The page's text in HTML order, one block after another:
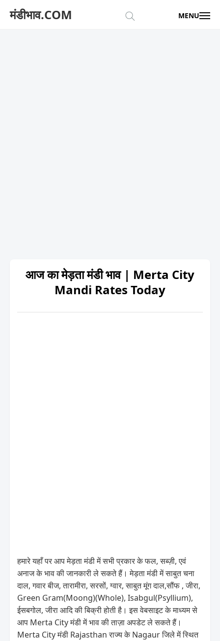
मंडीभाव.COM MENU
आज का मेड़ता मंडी भाव | Merta City
Mandi Rates Today
हमारे यहाँ पर आप मेड़ता मंडी में सभी प्रकार के फल, सब्ज़ी, एवं
अनाज के भाव की जानकारी ले सकते हैं। मेड़ता मंडी में साबुत चना
दाल, गवार बीज, तारामीरा, सरसों, ग्वार, साबुत मूंग दाल,सौंफ , जीरा,
Green Gram(Moong)(Whole), Isabgul(Psyllium),
ईसबगोल, जीरा आदि की बिक्री होती है। इस वेबसाइट के माध्यम से
आप Merta City मंडी में भाव की ताज़ा अपडेट ले सकते हैं।
Merta City मंडी Rajasthan राज्य के Nagaur जिले में स्थित